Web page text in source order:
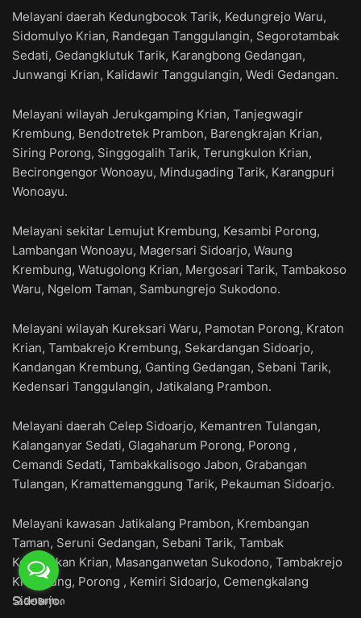
Melayani daerah Kedungbocok Tarik, Kedungrejo Waru,
Sidomulyo Krian, Randegan Tanggulangin, Segorotambak
Sedati, Gedangklutuk Tarik, Karangbong Gedangan,
Junwangi Krian, Kalidawir Tanggulangin, Wedi Gedangan.
Melayani wilayah Jerukgamping Krian, Tanjegwagir
Krembung, Bendotretek Prambon, Barengkrajan Krian,
Siring Porong, Singgogalih Tarik, Terungkulon Krian,
Becirongengor Wonoayu, Mindugading Tarik, Karangpuri
Wonoayu.
Melayani sekitar Lemujut Krembung, Kesambi Porong,
Lambangan Wonoayu, Magersari Sidoarjo, Waung
Krembung, Watugolong Krian, Mergosari Tarik, Tambakoso
Waru, Ngelom Taman, Sambungrejo Sukodono.
Melayani wilayah Kureksari Waru, Pamotan Porong, Kraton
Krian, Tambakrejo Krembung, Sekardangan Sidoarjo,
Kandangan Krembung, Ganting Gedangan, Sebani Tarik,
Kedensari Tanggulangin, Jatikalang Prambon.
Melayani daerah Celep Sidoarjo, Kemantren Tulangan,
Kalanganyar Sedati, Glagaharum Porong, Porong ,
Cemandi Sedati, Tambakkalisogo Jabon, Grabangan
Tulangan, Kramattemanggung Tarik, Pekauman Sidoarjo.
Melayani kawasan Jatikalang Prambon, Krembangan
Taman, Seruni Gedangan, Sebani Tarik, Tambak
Kemerakan Krian, Masanganwetan Sukodono, Tambakrejo
Krembung, Porong , Kemiri Sidoarjo, Cemengkalang
Sidoarjo.